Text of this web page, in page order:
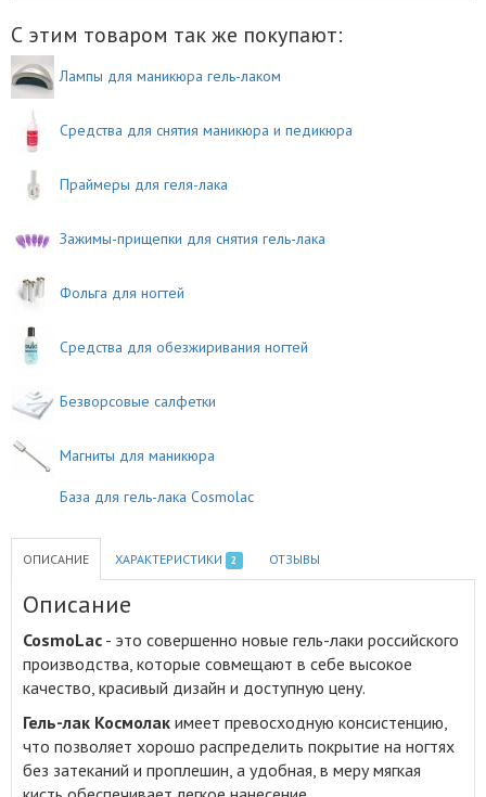
С этим товаром так же покупают:
Лампы для маникюра гель-лаком
Средства для снятия маникюра и педикюра
Праймеры для геля-лака
Зажимы-прищепки для снятия гель-лака
Фольга для ногтей
Средства для обезжиривания ногтей
Безворсовые салфетки
Магниты для маникюра
База для гель-лака Cosmolac
ОПИСАНИЕ ХАРАКТЕРИСТИКИ 2 ОТЗЫВЫ
Описание
CosmoLac - это совершенно новые гель-лаки российского
производства, которые совмещают в себе высокое
качество, красивый дизайн и доступную цену.
Гель-лак Космолак имеет превосходную консистенцию,
что позволяет хорошо распределить покрытие на ногтях
без затеканий и проплешин, а удобная, в меру мягкая